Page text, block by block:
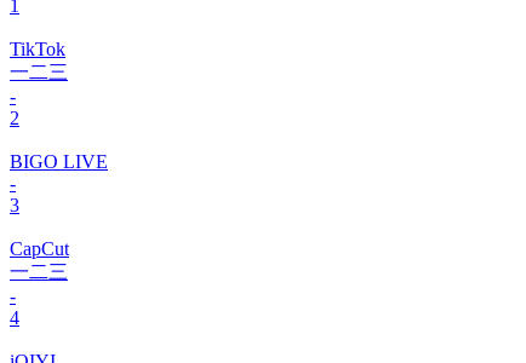
1
TikTok
一二三
-
2
BIGO LIVE
-
3
CapCut
一二三
-
4